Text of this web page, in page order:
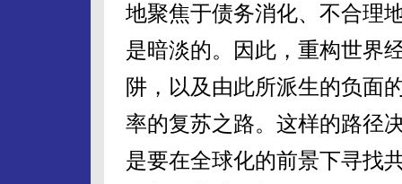
地聚焦于债务消化、不合理
是暗淡的。因此，重构世界
阱，以及由此所派生的负面
率的复苏之路。这样的路径
是要在全球化的前景下寻找